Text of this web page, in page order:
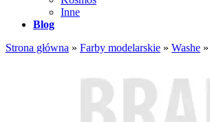
Inne
Blog
Strona główna » Farby modelarskie » Washe »